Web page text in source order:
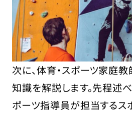
次に、体育・スポーツ家庭
知識を解説します。先程述べ
ポーツ指導員が担当するス